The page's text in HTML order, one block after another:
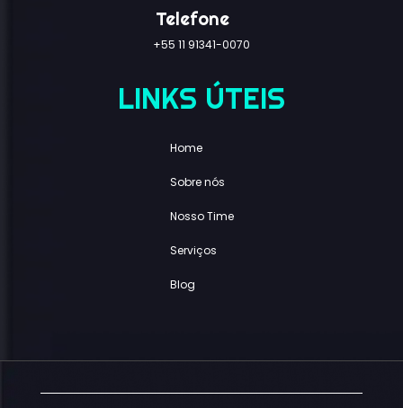
Telefone
+55 11 91341-0070
LINKS ÚTEIS
Home
Sobre nós
Nosso Time
Serviços
Blog